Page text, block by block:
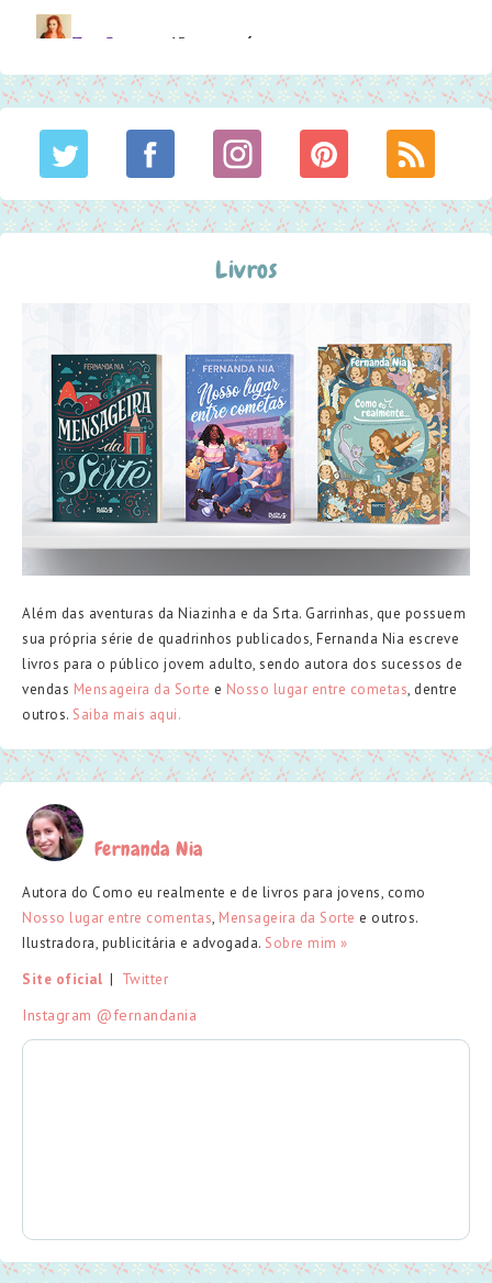
Livros
Além das aventuras da Niazinha e da Srta. Garrinhas, que possuem
sua própria série de quadrinhos publicados, Fernanda Nia escreve
livros para o público jovem adulto, sendo autora dos sucessos de
vendas Mensageira da Sorte e Nosso lugar entre cometas, dentre
outros. Saiba mais aqui.
Fernanda Nia
Autora do Como eu realmente e de livros para jovens, como
Nosso lugar entre comentas, Mensageira da Sorte e outros.
Ilustradora, publicitária e advogada. Sobre mim »
Site oficial
  |
Twitter
Instagram @fernandania